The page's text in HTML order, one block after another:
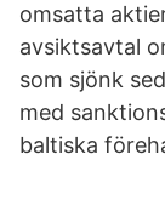
omsatta
avsiktsavtal
som sjönk
med
baltiska